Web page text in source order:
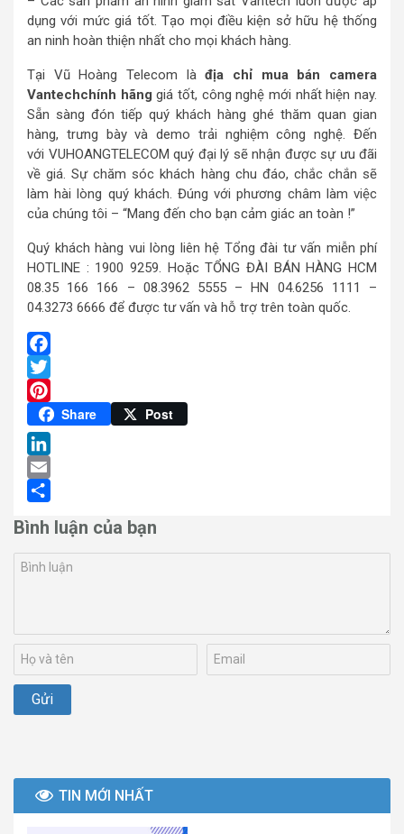
dụng với mức giá tốt. Tạo mọi điều kiện sở hữu hệ thống
an ninh hoàn thiện nhất cho mọi khách hàng.
Tại Vũ Hoàng Telecom làđịa chỉ mua bán camera
Vantechchính hãng giá tốt, công nghệ mới nhất hiện nay.
Sẵn sàng đón tiếp quý khách hàng ghé thăm quan gian
hàng, trưng bày và demo trải nghiệm công nghệ. Đến
với VUHOANGTELECOM quý đại lý sẽ nhận được sự ưu đãi
về giá. Sự chăm sóc khách hàng chu đáo, chắc chắn sẽ
làm hài lòng quý khách. Đúng với phương châm làm việc
của chúng tôi – “Mang đến cho bạn cảm giác an toàn !”
Quý khách hàng vui lòng liên hệ Tổng đài tư vấn miễn phí
HOTLINE : 1900 9259. Hoặc TỔNG ĐÀI BÁN HÀNG HCM
08.35 166 166 – 08.3962 5555 – HN 04.6256 1111 –
04.3273 6666 để được tư vấn và hỗ trợ trên toàn quốc.
Facebook
Twitter
Pinterest
Share Post
LinkedIn
Email
Bình luận của bạn
TIN MỚI NHẤT